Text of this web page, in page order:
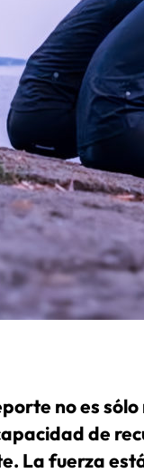
no es
de
La fuerza